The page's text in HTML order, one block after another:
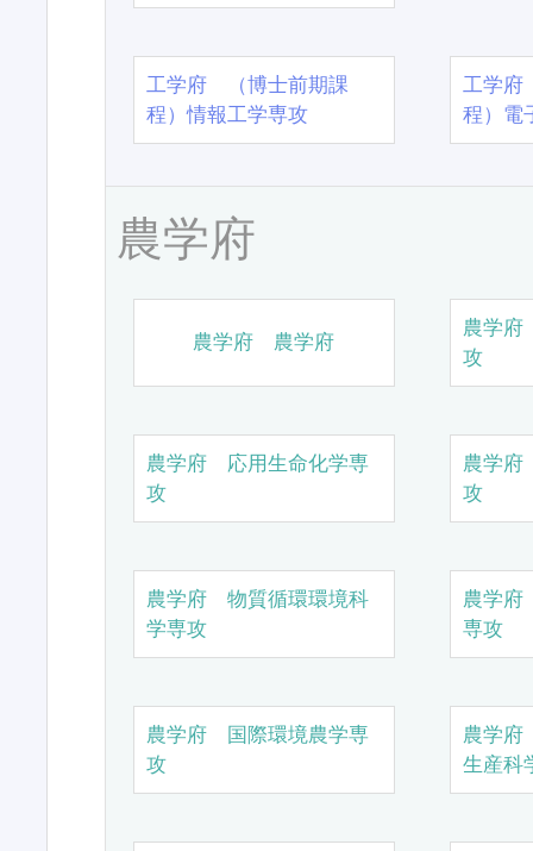
工学府 （博士前期課
程）情報工学専攻
工学
程）電
農学府
農学府 農学府
農学
攻
農学府 応用生命化学専
攻
農学
攻
農学府 物質循環環境科
学専攻
農学
専攻
農学府 国際環境農学専
攻
農学
生産科